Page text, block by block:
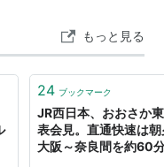
放出、久宝寺、王
。
系・321系(共通運
は尼崎寄りが1号車
ーに白い縁が付いて
もっと見る
24 ブックマーク
JR西日本、おおさか
表会見。直通快速は
大阪～奈良間を約60